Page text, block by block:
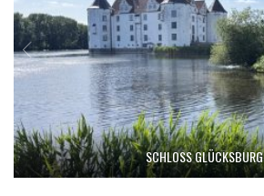
SCHLOSS GLÜCKSBURG